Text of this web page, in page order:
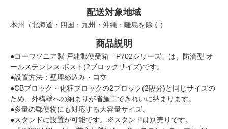
配送対象地域
本州（北海道・四国・九州・沖縄・離島を除く）
商品説明
●コーワソニア製 戸建郵便受箱「P702シリーズ」は、防滴型 オ
ールステンレス ポスト(2ブロックサイズ)です。
●設置方法：壁埋め込み・自立
●CBブロック・化粧ブロックの2ブロック(2段分)と同じサイズの
ため、外構壁への納まりが省施工できれいに納まります。
●多量の郵便物にも対応する大容量サイズ。
●スタンドに設置が可能です。※スタンドは別売りです。